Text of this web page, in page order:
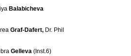
Balabicheva
Graf-Dafert, Dr. Phil
Gelleva (Inst.6)